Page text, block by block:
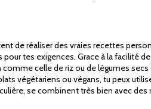
de réaliser des vraies recettes
tes exigences. Grace à la facilité
celle de riz ou de légumes
végétariens ou végans, tu peux
se combinent très bien avec